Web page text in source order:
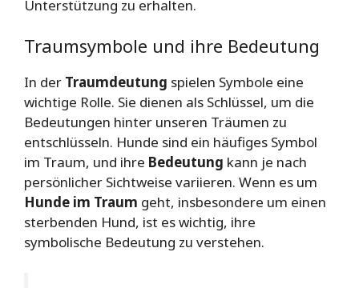
Unterstützung zu erhalten.
Traumsymbole und ihre Bedeutung
In der Traumdeutung spielen Symbole eine
wichtige Rolle. Sie dienen als Schlüssel, um die
Bedeutungen hinter unseren Träumen zu
entschlüsseln. Hunde sind ein häufiges Symbol
im Traum, und ihre Bedeutung kann je nach
persönlicher Sichtweise variieren. Wenn es um
Hunde im Traum geht, insbesondere um einen
sterbenden Hund, ist es wichtig, ihre
symbolische Bedeutung zu verstehen.